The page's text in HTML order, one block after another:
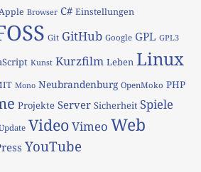
Browser C# Einstellungen
Git GitHub Google GPL GPL3
Kunst Kurzfilm Leben Linux
Mono Neubrandenburg OpenMoko PHP
Projekte Server Sicherheit Spiele
VideoVimeo Web
YouTube